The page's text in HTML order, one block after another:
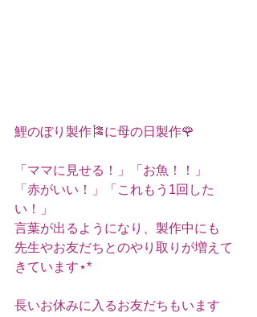
鯉のぼり製作🎏に母の日製作🌹
「ママに見せる！」「お魚！！」
「赤がいい！」「これもう1回した
い！」
言葉が出るようになり、製作中にも
先生やお友だちとのやり取りが増えて
きています⋆*
長いお休みに入るお友だちもいます